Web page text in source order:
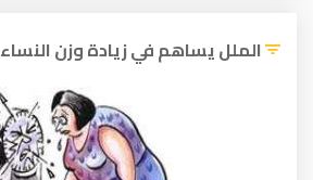
الملل يساهم في زيادة وزن النساء